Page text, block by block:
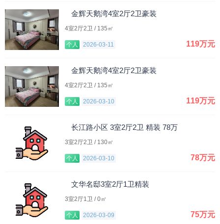
金辉天鹅湾4室2厅2卫豪装
4室2厅2卫 / 135㎡
个人 2026-03-11 119万元
金辉天鹅湾4室2厅2卫豪装
4室2厅2卫 / 135㎡
个人 2026-03-10 119万元
长江路小区 3室2厅2卫 精装 78万
3室2厅2卫 / 130㎡
个人 2026-03-10 78万元
文华名邸3室2厅1卫精装
3室2厅1卫 / 0㎡
个人 2026-03-09 75万元